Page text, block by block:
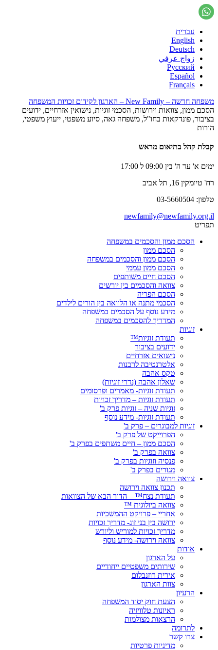
עברית
English
Deutsch
زواج عرفي
Русский
Español
Français
משפחה חדשה – New Family – הארגון לקידום זכויות המשפחה
הסכם ממון, צוואות וירושות, הסכמי זוגיות, נישואין אזרחיים, ידועים
בציבור, פונדקאות בחו"ל, משפחה גאה, סיוע משפטי, ייעוץ משפטי,
הורות
קבלת קהל בתיאום מראש
ימים א' עד ה' בין 09:00 ל 17:00
רח' טיומקין 16, תל אביב
טלפון: 03-5660504
newfamily@newfamily.org.il
תפריט
הסכם ממון והסכמים במשפחה
הסכם ממון
הסכם ממון והסכמים במשפחה
הסכם ממון עממי
הסכם חיים משותפים
צוואה והסכמים בין יורשים
הסכם הפריה
הסכמי מתנה או הלוואה בין הורים לילדים
מידע נוסף על הסכמים במשפחה
המדריך להסכמים במשפחה
זוגיות
תעודת זוגיות™
ידועים בציבור
נישואים אזרחיים
אלטרנטיבה לרבנות
טקס אהבה
שאלון אהבה (נדרי זוגיות)
תעודת זוגיות- מאמרים ופרסומים
תעודת זוגיות – מדריך זכויות
זוגיות שניה – זוגיות פרק ב'
תעודת זוגיות- מידע נוסף
זוגיות למבוגרים – פרק ב'
הפרוייקט של פרק ב'
הסכם ממון – חיים משתפים בפרק ב'
צוואה בפרק ב'
פנסיה וזוגיות בפרק ב'
מגורים בפרק ב'
צוואה וירושה
תכנון צוואה וירושה
תעודת נצח™ – הדור הבא של הצוואות
צוואה ביולוגית ™
אחריי – פרויקט ההמשכיות
ירושה בין בני זוג- מדריך זכויות
מדריך זכויות למוריש וליורש
צוואה וירושה- מידע נוסף
אודות
על הארגון
שירותים משפטיים ייחודיים
אירית רוזנבלום
צוות הארגון
הרעיון
הצעת חוק יסוד המשפחה
ראיונות טלוויזיה
הרצאות מצולמות
לתרומה
צרו קשר
מדיניות פרטיות